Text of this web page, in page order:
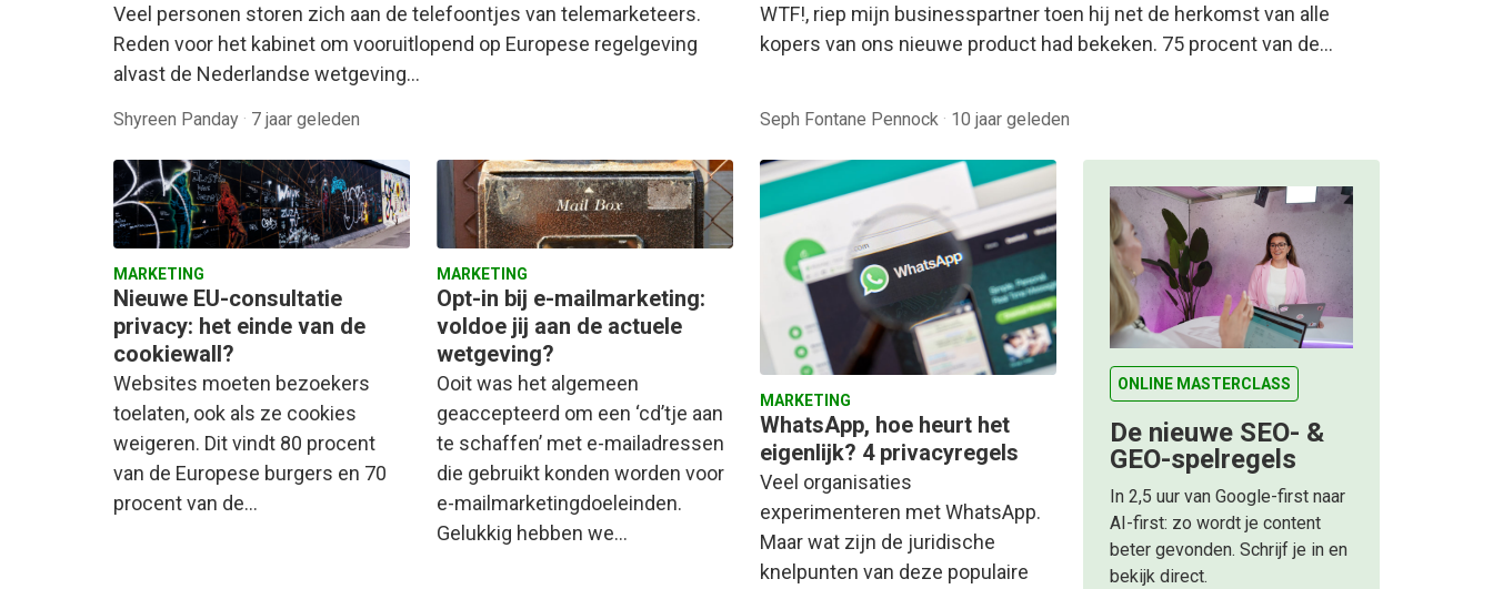
Veel personen storen zich aan de telefoontjes van telemarketeers.
Reden voor het kabinet om vooruitlopend op Europese regelgeving
alvast de Nederlandse wetgeving…
Shyreen Panday · 7 jaar geleden
WTF!, riep mijn businesspartner toen hij net de herkomst van alle
kopers van ons nieuwe product had bekeken. 75 procent van de…
Seph Fontane Pennock · 10 jaar geleden
MARKETING
Nieuwe EU-consultatie
privacy: het einde van de
cookiewall?
Websites moeten bezoekers
toelaten, ook als ze cookies
weigeren. Dit vindt 80 procent
van de Europese burgers en 70
procent van de…
MARKETING
Opt-in bij e-mailmarketing:
voldoe jij aan de actuele
wetgeving?
Ooit was het algemeen
geaccepteerd om een ‘cd’tje aan
te schaffen’ met e-mailadressen
die gebruikt konden worden voor
e-mailmarketingdoeleinden.
Gelukkig hebben we…
MARKETING
WhatsApp, hoe heurt het
eigenlijk? 4 privacyregels
Veel organisaties
experimenteren met WhatsApp.
Maar wat zijn de juridische
knelpunten van deze populaire
ONLINE MASTERCLASS
De nieuwe SEO- &
GEO-spelregels
In 2,5 uur van Google-first naar
AI-first: zo wordt je content
beter gevonden. Schrijf je in en
bekijk direct.